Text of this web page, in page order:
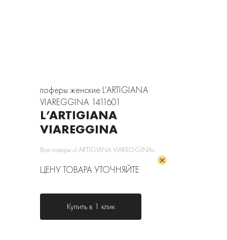
лоферы женские L’ARTIGIANA
VIAREGGINA 1411601
L’ARTIGIANA
VIAREGGINA
Все товары «L’ARTIGIANA VIAREGGINA»
ЦЕНУ ТОВАРА УТОЧНЯЙТЕ
Купить в 1 клик